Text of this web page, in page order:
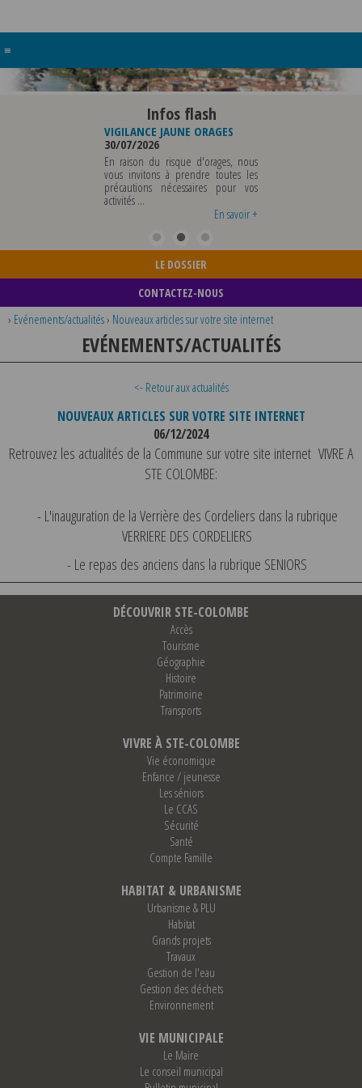
≡
Infos flash
VIGILANCE JAUNE ORAGES
30/07/2026
En raison du risque d'orages, nous
vous invitons à prendre toutes les
précautions nécessaires pour vos
activités ...
En savoir +
LE DOSSIER
CONTACTEZ-NOUS
› Evénements/actualités› Nouveaux articles sur votre site internet
EVÉNEMENTS/ACTUALITÉS
<- Retour aux actualités
NOUVEAUX ARTICLES SUR VOTRE SITE INTERNET
06/12/2024
Retrouvez les actualités de la Commune sur votre site internet VIVRE A
STE COLOMBE:
- L'inauguration de la Verrière des Cordeliers dans la rubrique
VERRIERE DES CORDELIERS
- Le repas des anciens dans la rubrique SENIORS
DÉCOUVRIR STE-COLOMBE
Accès
Tourisme
Géographie
Histoire
Patrimoine
Transports
VIVRE À STE-COLOMBE
Vie économique
Enfance / jeunesse
Les séniors
Le CCAS
Sécurité
Santé
Compte Famille
HABITAT & URBANISME
Urbanisme & PLU
Habitat
Grands projets
Travaux
Gestion de l'eau
Gestion des déchets
Environnement
VIE MUNICIPALE
Le Maire
Le conseil municipal